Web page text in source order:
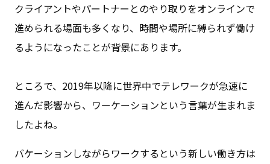
クライアントやパートナーとのやり取りをオンラインで
進められる場面も多くなり、時間や場所に縛られず働け
るようになったことが背景にあります。
ところで、2019年以降に世界中でテレワークが急速に
進んだ影響から、ワーケーションという言葉が生まれま
したよね。
バケーションしながらワークするという新しい働き方は